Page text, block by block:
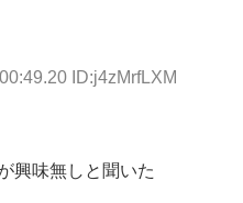
ID:j4zMrfLXM
興味無しと聞いた